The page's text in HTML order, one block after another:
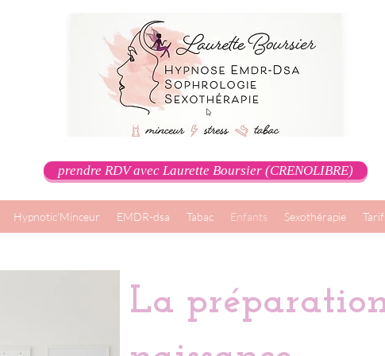
prendre RDV avec Laurette Boursier (CRENOLIBRE)
Hypnotic'Minceur EMDR-dsa Tabac Enfants Sexothérapie
La